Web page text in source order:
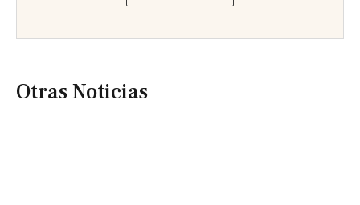
Otras Noticias